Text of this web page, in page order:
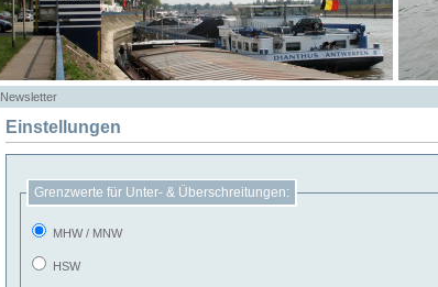
Newsletter
Einstellungen
Grenzwerte für Unter- & Überschreitungen:
MHW / MNW
HSW